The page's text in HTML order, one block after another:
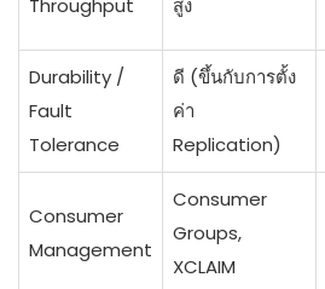
Throughput สูง
Durability /
Fault
Tolerance
ดี (ขึ้นกับการตั้ง
ค่า
Replication)
Consumer
Management
Consumer
Groups,
XCLAIM